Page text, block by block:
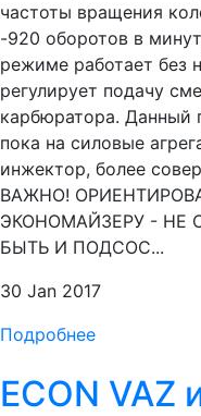
частоты вращения
-920 оборотов в
режиме работает без
регулирует подачу
карбюратора. Данный
пока на силовые
инжектор, более
ВАЖНО!
ЭКОНОМАЙЗЕРУ - НЕ
БЫТЬ И ПОДСОС...
30 Jan 2017
Подробнее
ECON VAZ